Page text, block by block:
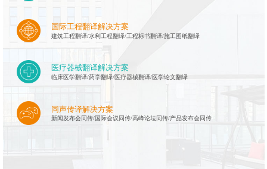
国际工程翻译解决方案
建筑工程翻译/水利工程翻译/工程标书翻译/施工图纸翻译
医疗器械翻译解决方案
临床医学翻译/药学翻译/医疗器械翻译/医学论文翻译
同声传译解决方案
新闻发布会同传/国际会议同传/高峰论坛同传/产品发布会同传